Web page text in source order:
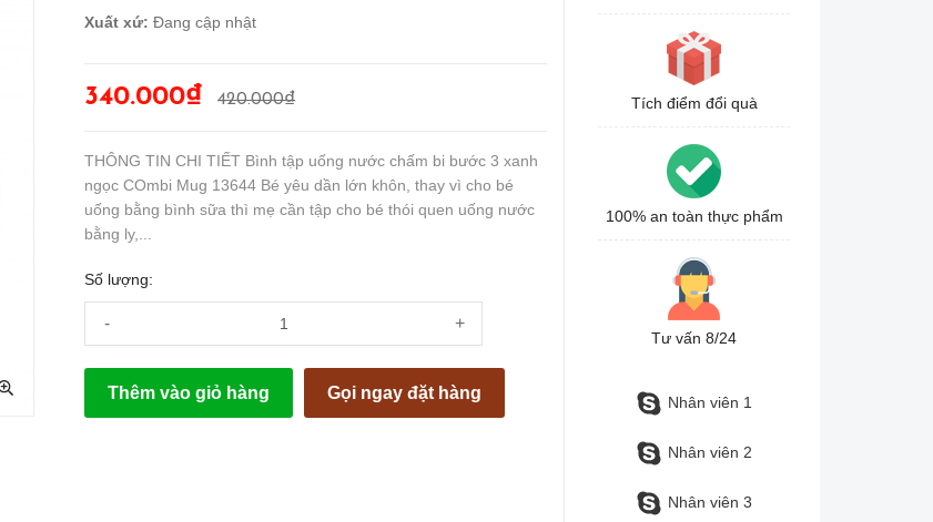
Xuất xứ:Đang cập nhật
340.000₫ 420.000₫
THÔNG TIN CHI TIẾT Bình tập uống nước chấm bi bước 3 xanh
ngọc COmbi Mug 13644 Bé yêu dần lớn khôn, thay vì cho bé
uống bằng bình sữa thì mẹ cần tập cho bé thói quen uống nước
bằng ly,...
Số lượng:
- +
Thêm vào giỏ hàng Gọi ngay đặt hàng
Tích điểm đổi quà
100% an toàn thực phẩm
Tư vấn 8/24
Nhân viên 1
Nhân viên 2
Nhân viên 3